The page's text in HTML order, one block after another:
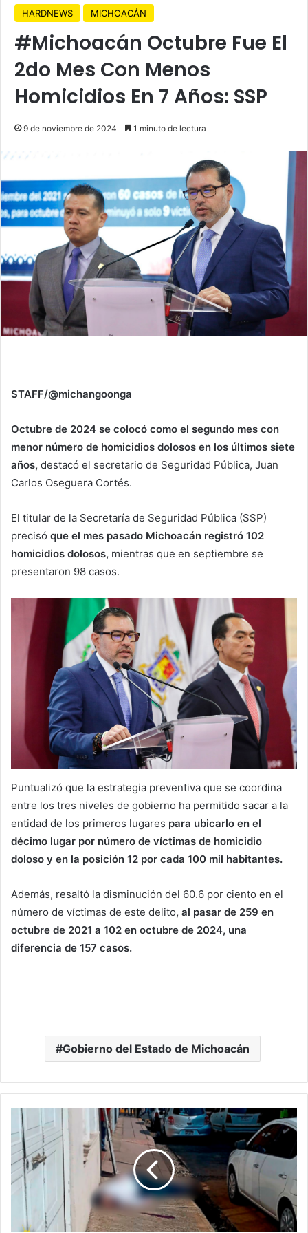
HARDNEWS MICHOACÁN
#Michoacán Octubre Fue El
2do Mes Con Menos
Homicidios En 7 Años: SSP
9 de noviembre de 2024 1 minuto de lectura
STAFF/@michangoonga
Octubre de 2024 se colocó como el segundo mes con
menor número de homicidios dolosos en los últimos siete
años, destacó el secretario de Seguridad Pública, Juan
Carlos Oseguera Cortés.
El titular de la Secretaría de Seguridad Pública (SSP)
precisó que el mes pasado Michoacán registró 102
homicidios dolosos, mientras que en septiembre se
presentaron 98 casos.
Puntualizó que la estrategia preventiva que se coordina
entre los tres niveles de gobierno ha permitido sacar a la
entidad de los primeros lugares para ubicarlo en el
décimo lugar por número de víctimas de homicidio
doloso y en la posición 12 por cada 100 mil habitantes.
Además, resaltó la disminución del 60.6 por ciento en el
número de víctimas de este delito, al pasar de 259 en
octubre de 2021 a 102 en octubre de 2024, una
diferencia de 157 casos.
Gobierno del Estado de Michoacán
#Michoacán
Balean
A
Hombre
En
Pleno
Centro
Uruapan